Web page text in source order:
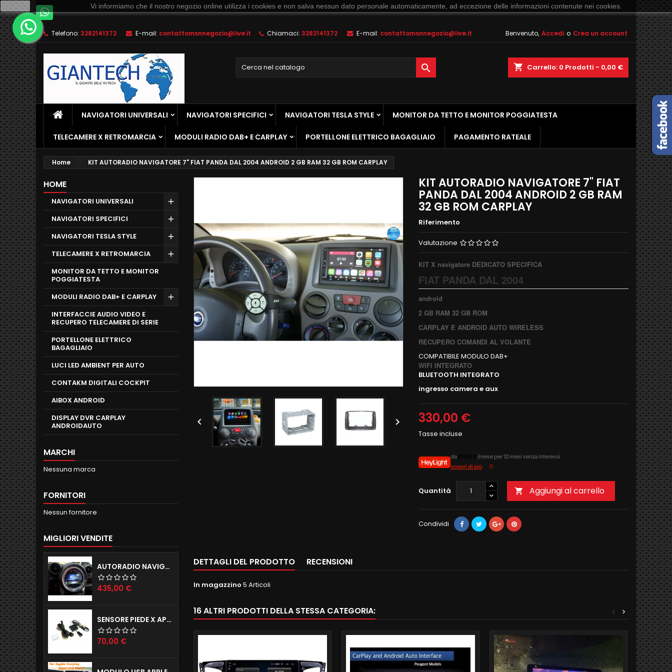
Telefono: 3282141372 E-mail: contattomsnnegozio@live.it Chiamaci: 3282141372 E-mail: contattomsnnegozio@live.it Benvenuto, Accedi o Crea un account
shopping_cart Carrello: 0 Prodotti - 0,00 €

NAVIGATORI UNIVERSALI NAVIGATORI SPECIFICI NAVIGATORI TESLA STYLE MONITOR DA TETTO E MONITOR POGGIATESTA
TELECAMERE X RETROMARCIA MODULI RADIO DAB+ E CARPLAY PORTELLONE ELETTRICO BAGAGLIAIO PAGAMENTO RATEALE
Home KIT AUTORADIO NAVIGATORE 7" FIAT PANDA DAL 2004 ANDROID 2 GB RAM 32 GB ROM CARPLAY
HOME
NAVIGATORI UNIVERSALI
NAVIGATORI SPECIFICI
NAVIGATORI TESLA STYLE
TELECAMERE X RETROMARCIA
MONITOR DA TETTO E MONITOR
POGGIATESTA
MODULI RADIO DAB+ E CARPLAY
INTERFACCIE AUDIO VIDEO E
RECUPERO TELECAMERE DI SERIE
PORTELLONE ELETTRICO
BAGAGLIAIO
LUCI LED AMBIENT PER AUTO
CONTAKM DIGITALI COCKPIT
AIBOX ANDROID
DISPLAY DVR CARPLAY
ANDROIDAUTO
MARCHI
Nessuna marca
FORNITORI
Nessun fornitore
MIGLIORI VENDITE
AUTORADIO NAVIGATORE R56 57 60 ANDROID 12.0 QUADCORE WIFI 2GB RAM 16GB ROM
Prezzo
435,00 €
SENSORE PIEDE X APERTURA PORTELLONE ELETTRICO TAILGATE X TUTTE LE AUTO
Prezzo
70,00 €
 
KIT AUTORADIO NAVIGATORE 7" FIAT
PANDA DAL 2004 ANDROID 2 GB RAM
32 GB ROM CARPLAY
Riferimento
Valutazione
KIT X navigatore DEDICATO SPECIFICA
FIAT PANDA DAL 2004
android
2 GB RAM 32 GB ROM
CARPLAY E ANDROID AUTO WIRELESS
RECUPERO COMANDI AL VOLANTE
COMPATIBILE MODULO DAB+
WIFI INTEGRATO
BLUETOOTH INTEGRATO
ingresso camera e aux
330,00 €
Tasse incluse
da
/mese per 12 mesi senza interessi
scopri di più
Quantità  Aggiungi al carrello
Condividi
DETTAGLI DEL PRODOTTO RECENSIONI
In magazzino 5 Articoli
16 ALTRI PRODOTTI DELLA STESSA CATEGORIA: >
<
Ok Vi informiamo che il nostro negozio online utilizza i cookies e non salva nessun dato personale automaticamente, ad eccezione delle informazioni contenute nei cookies.